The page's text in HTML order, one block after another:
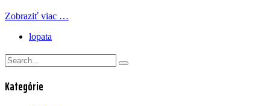
Zobraziť viac …
lopata
Kategórie